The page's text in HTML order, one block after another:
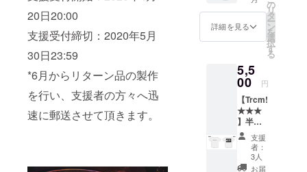
20日20:00
支援受付締切：2020年5月
30日23:59
*6月からリターン品の製作
を行い、支援者の方々へ迅
速に郵送させて頂きます。
XXL ※支
援時に
ご希望
ださ
い。 *郵
送のみ
のお届
けにな
ります
(送料込
み)。
RED in
BLUEの
ロゴ&サ
インが
トされ
胸には
３つ星
のワン
ポイン
トがか
わいい1
ラー展
開 ブ
詳細を見る
の
リ
タ
ー
ン
を
選
択
す
る
5,5
00 円
【Trcm!
★★★
】半袖T
シャツ
Design
ed by :
トラケ
支援
者：
3人
お届